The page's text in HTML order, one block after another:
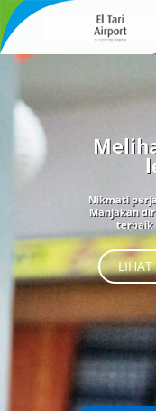
Nikmati
Manjakan
terbaik
LIHAT